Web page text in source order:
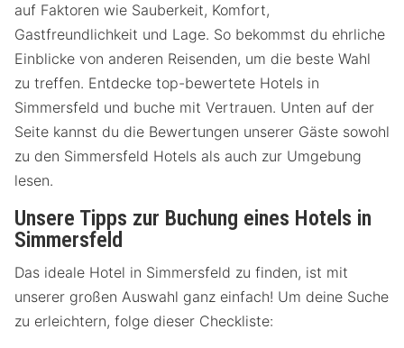
auf Faktoren wie Sauberkeit, Komfort,
Gastfreundlichkeit und Lage. So bekommst du ehrliche
Einblicke von anderen Reisenden, um die beste Wahl
zu treffen. Entdecke top-bewertete Hotels in
Simmersfeld und buche mit Vertrauen. Unten auf der
Seite kannst du die Bewertungen unserer Gäste sowohl
zu den Simmersfeld Hotels als auch zur Umgebung
lesen.
Unsere Tipps zur Buchung eines Hotels in
Simmersfeld
Das ideale Hotel in Simmersfeld zu finden, ist mit
unserer großen Auswahl ganz einfach! Um deine Suche
zu erleichtern, folge dieser Checkliste: